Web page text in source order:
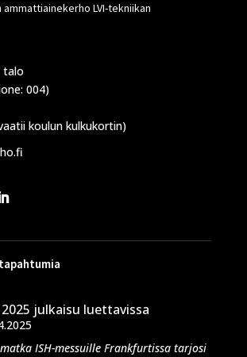
LVI-tekniikan
talo
004)
koulun kulkukortin)
julkaisu luettavissa
ISH-messuille Frankfurtissa tarjosi